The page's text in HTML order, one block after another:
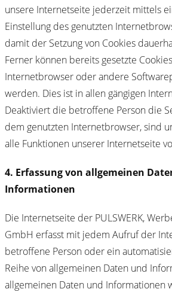
unsere Internetseite jederzeit mittels
Einstellung des genutzten
damit der Setzung von Cookies
Ferner können bereits gesetzte
Internetbrowser oder andere
werden. Dies ist in allen gängigen
Deaktiviert die betroffene Person die
dem genutzten Internetbrowser, sind
alle Funktionen unserer Internetseite
4. Erfassung von allgemeinen
Informationen
Die Internetseite der PULSWERK,
GmbH erfasst mit jedem Aufruf der
betroffene Person oder ein
Reihe von allgemeinen Daten und
allgemeinen Daten und Informationen